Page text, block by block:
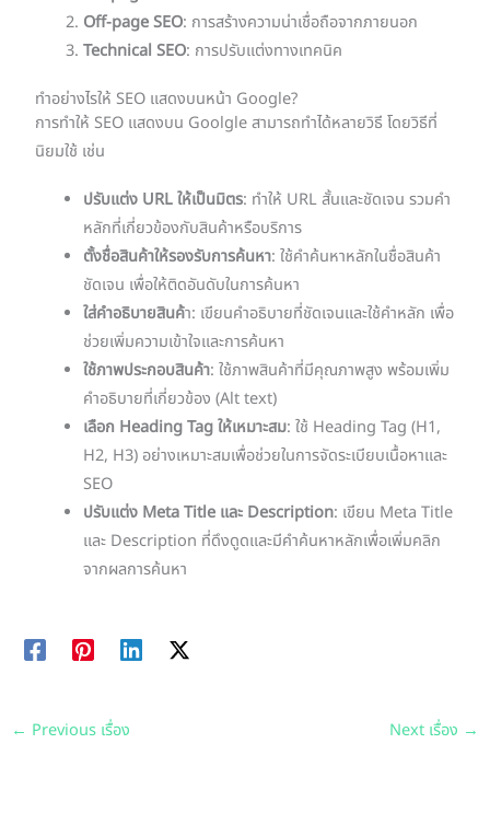
Off-page SEO: การสร้างความน่าเชื่อถือจากภายนอก
Technical SEO: การปรับแต่งทางเทคนิค
ทำอย่างไรให้ SEO แสดงบนหน้า Google?
การทำให้ SEO แสดงบน Goolgle สามารถทำได้หลายวิธี โดยวิธีที่
นิยมใช้ เช่น
ปรับแต่ง URL ให้เป็นมิตร: ทำให้ URL สั้นและชัดเจน รวมคำ
หลักที่เกี่ยวข้องกับสินค้าหรือบริการ
ตั้งชื่อสินค้าให้รองรับการค้นหา: ใช้คำค้นหาหลักในชื่อสินค้า
ชัดเจน เพื่อให้ติดอันดับในการค้นหา
ใส่คำอธิบายสินค้า: เขียนคำอธิบายที่ชัดเจนและใช้คำหลัก เพื่อ
ช่วยเพิ่มความเข้าใจและการค้นหา
ใช้ภาพประกอบสินค้า: ใช้ภาพสินค้าที่มีคุณภาพสูง พร้อมเพิ่ม
คำอธิบายที่เกี่ยวข้อง (Alt text)
เลือก Heading Tag ให้เหมาะสม: ใช้ Heading Tag (H1,
H2, H3) อย่างเหมาะสมเพื่อช่วยในการจัดระเบียบเนื้อหาและ
SEO
ปรับแต่ง Meta Title และ Description: เขียน Meta Title
และ Description ที่ดึงดูดและมีคำค้นหาหลักเพื่อเพิ่มคลิก
จากผลการค้นหา
← Previous เรื่อง Next เรื่อง →